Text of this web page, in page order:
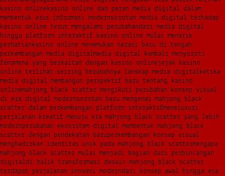
kasino onlinekasino online dan peran media digital dalam
membentuk arus informasi modernsorotan media digital terhadap
kasino online terus mengalami perubahandari media digital
hingga platform interaktif kasino online mulai menarik
perhatiankasino online menemukan narasi baru di tengah
perkembangan media digitalmedia digital kembali menyoroti
fenomena yang berkaitan dengan kasino onlinejejak kasino
online terlihat seiring berubahnya lanskap media digitalketika
media digital membangun perspektif baru tentang kasino
onlinemahjong black scatter mengikuti perubahan konsep visual
di era digital modernsorotan baru mengenai mahjong black
scatter dalam perkembangan platform interaktifmenelusuri
perjalanan kreatif menuju era mahjong black scatter yang lebih
modernperubahan ekosistem digital membentuk mahjong black
scatter dengan pendekatan baruperkembangan konsep visual
menghadirkan identitas unik pada mahjong black scattermengapa
mahjong black scatter mulai menjadi bagian dari perbincangan
digitaldi balik transformasi desain mahjong black scatter
terdapat perjalanan inovasi moderndari konsep awal hingga era